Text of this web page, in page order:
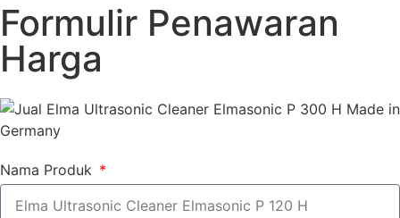
Formulir Penawaran
Harga
Nama Produk